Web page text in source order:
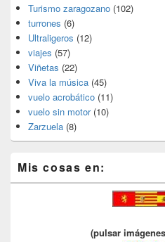
Turismo zaragozano (102)
turrones (6)
Ultraligeros (12)
viajes (57)
Viñetas (22)
Viva la música (45)
vuelo acrobático (11)
vuelo sin motor(10)
Zarzuela (8)
Mis cosas en:
(pulsar